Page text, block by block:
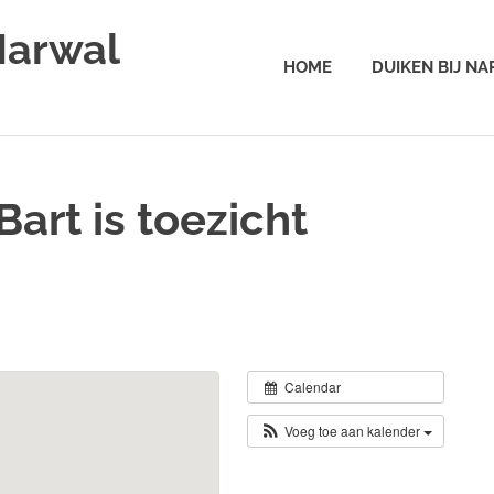
HOME DUIKEN BIJ
is toezicht
Calendar
Voeg toe aan kalender